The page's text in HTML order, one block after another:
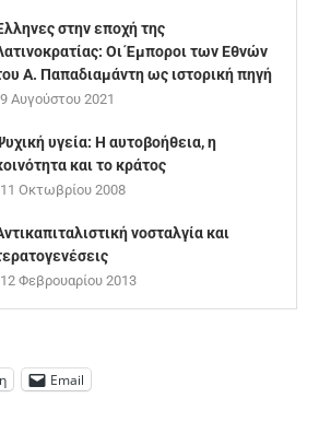
στην εποχή της
Οι Έμποροι των Εθνών
Α. Παπαδιαμάντη ως ιστορική πηγή
9 Αυγούστου 2021
υγεία: Η αυτοβοήθεια, η
και το κράτος
11 Οκτωβρίου 2008
νοσταλγία και
12 Φεβρουαρίου 2013
Email